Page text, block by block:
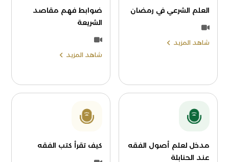
العلم الشرعي في رمضان
شاهد المزيد
ضوابط فهم مقاصد
الشريعة
شاهد المزيد
مدخل لعلم أصول الفقه
عند الحنابلة
كيف تقرأ كتب الفقه